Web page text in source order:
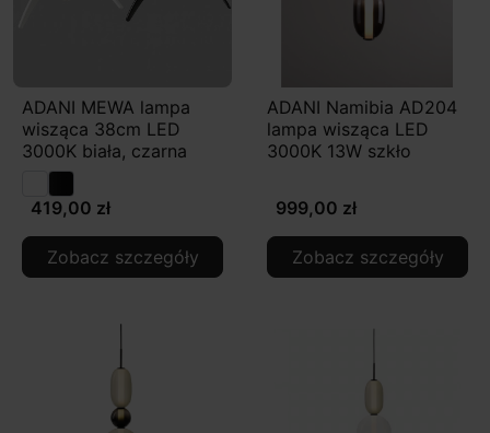
ADANI MEWA lampa
wisząca 38cm LED
3000K biała, czarna
419,00 zł
Zobacz szczegóły
ADANI Namibia AD204
lampa wisząca LED
3000K 13W szkło
999,00 zł
Zobacz szczegóły